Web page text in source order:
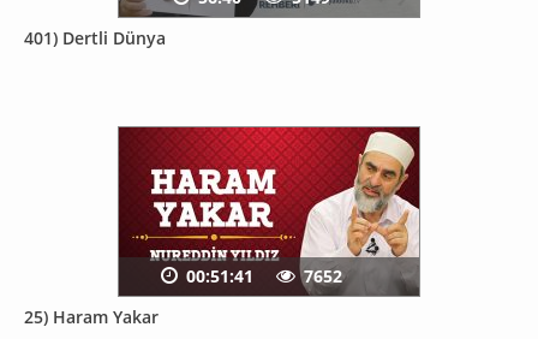
401) Dertli Dünya
25) Haram Yakar
00:51:41 7652